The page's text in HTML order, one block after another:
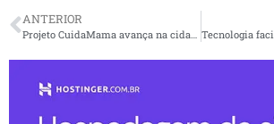
ANTERIOR